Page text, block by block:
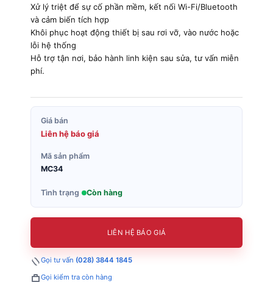
Xử lý triệt để sự cố phần mềm, kết nối Wi-Fi/Bluetooth
và cảm biến tích hợp
Khôi phục hoạt động thiết bị sau rơi vỡ, vào nước hoặc
lỗi hệ thống
Hỗ trợ tận nơi, bảo hành linh kiện sau sửa, tư vấn miễn
phí.
Giá bán
Liên hệ báo giá
Mã sản phẩm
MC34
Tình trạng Còn hàng
LIÊN HỆ BÁO GIÁ
Gọi tư vấn (028) 3844 1845
Gọi kiểm tra còn hàng